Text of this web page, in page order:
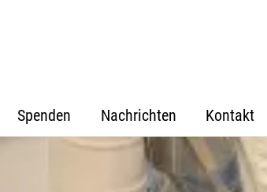
Spenden Nachrichten Kontakt